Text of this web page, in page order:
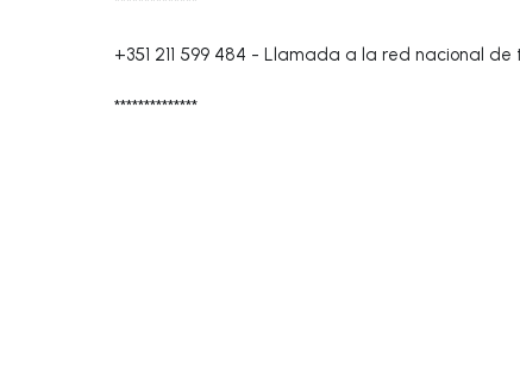
+351 211 599 484 - Llamada a la red nacional de
**************